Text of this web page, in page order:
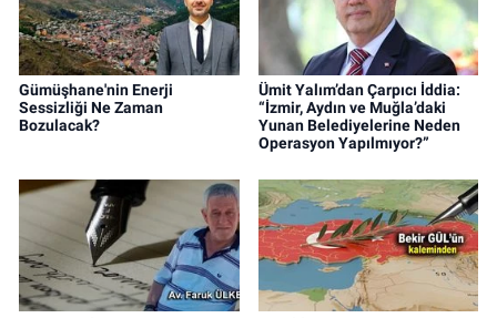
Gümüşhane'nin Enerji
Sessizliği Ne Zaman
Bozulacak?
Ümit Yalım’dan Çarpıcı İddia:
“İzmir, Aydın ve Muğla’daki
Yunan Belediyelerine Neden
Operasyon Yapılmıyor?”